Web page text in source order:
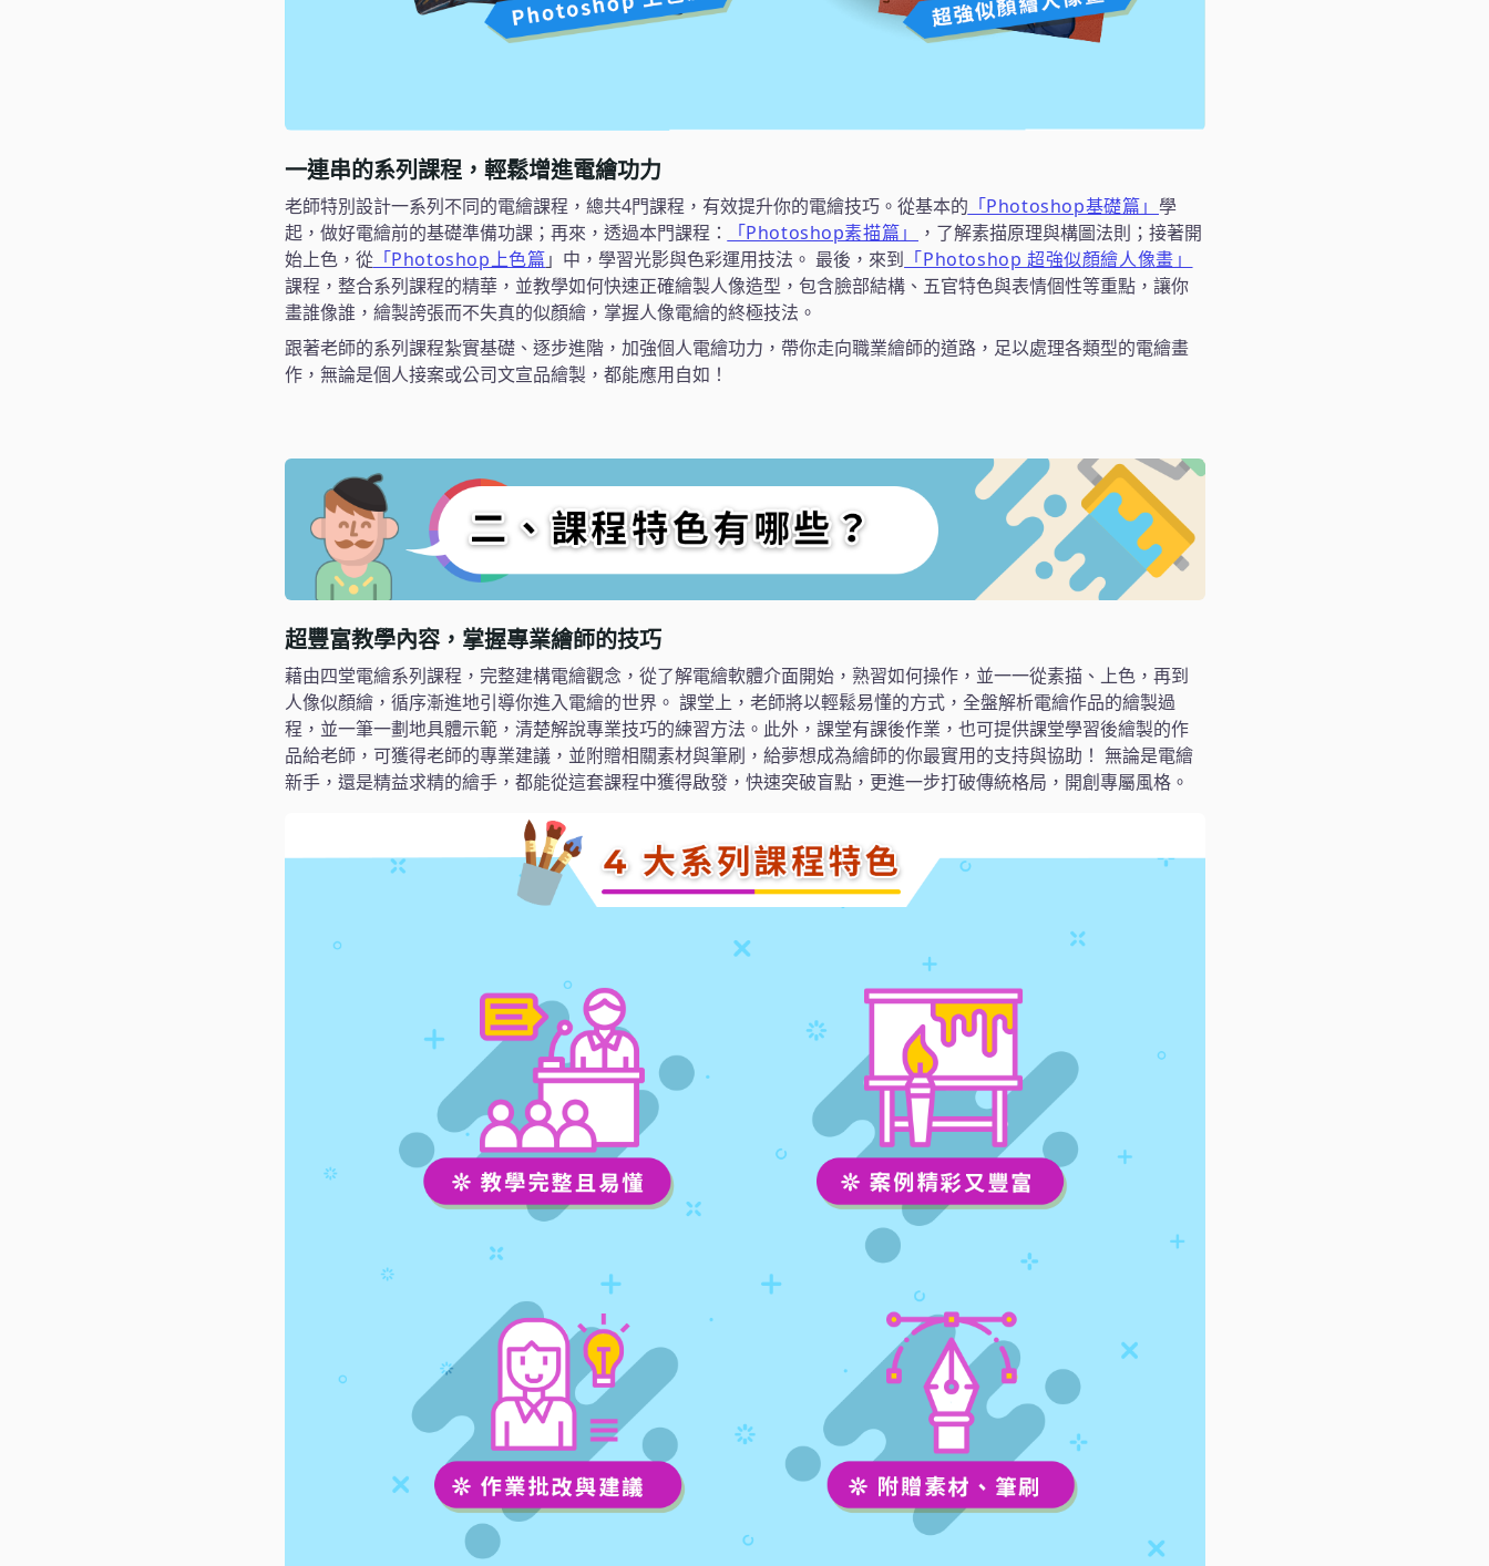
一連串的系列課程，輕鬆增進電繪功力
老師特別設計一系列不同的電繪課程，總共4門課程，有效提升你的電繪技巧。從基本的 「Photoshop基礎篇」 學
起，做好電繪前的基礎準備功課；再來，透過本門課程：
「Photoshop素描篇」
，了解素描原理與構圖法則；接著開
始上色，從「Photoshop上色篇」中，學習光影與色彩運用技法。 最後，來到 「Photoshop 超強似顏繪人像畫」
課程，整合系列課程的精華，並教學如何快速正確繪製人像造型，包含臉部結構、五官特色與表情個性等重點，讓你
畫誰像誰，繪製誇張而不失真的似顏繪，掌握人像電繪的終極技法。
跟著老師的系列課程紮實基礎、逐步進階，加強個人電繪功力，帶你走向職業繪師的道路，足以處理各類型的電繪畫
作，無論是個人接案或公司文宣品繪製，都能應用自如！
超豐富教學內容，掌握專業繪師的技巧
藉由四堂電繪系列課程，完整建構電繪觀念，從了解電繪軟體介面開始，熟習如何操作，並一一從素描、上色，再到
人像似顏繪，循序漸進地引導你進入電繪的世界。 課堂上，老師將以輕鬆易懂的方式，全盤解析電繪作品的繪製過
程，並一筆一劃地具體示範，清楚解說專業技巧的練習方法。此外，課堂有課後作業，也可提供課堂學習後繪製的作
品給老師，可獲得老師的專業建議，並附贈相關素材與筆刷，給夢想成為繪師的你最實用的支持與協助！ 無論是電繪
新手，還是精益求精的繪手，都能從這套課程中獲得啟發，快速突破盲點，更進一步打破傳統格局，開創專屬風格。